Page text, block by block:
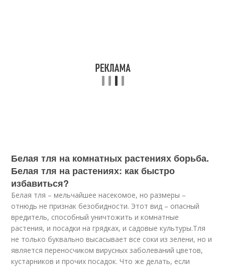
Белая тля на комнатных растениях борьба.
Белая тля на растениях: как быстро
избавиться?
Белая тля – мельчайшее насекомое, но размеры –
отнюдь не признак безобидности. Этот вид – опасный
вредитель, способный уничтожить и комнатные
растения, и посадки на грядках, и садовые культуры.Тля
не только буквально высасывает все соки из зелени, но и
является переносчиком вирусных заболеваний цветов,
кустарников и прочих посадок. Что же делать, если